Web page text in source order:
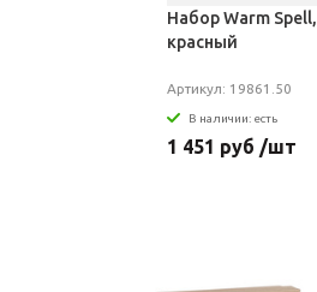
Набор Warm Spell,
красный
Артикул: 19861.50
В наличии: есть
1 451 руб /шт